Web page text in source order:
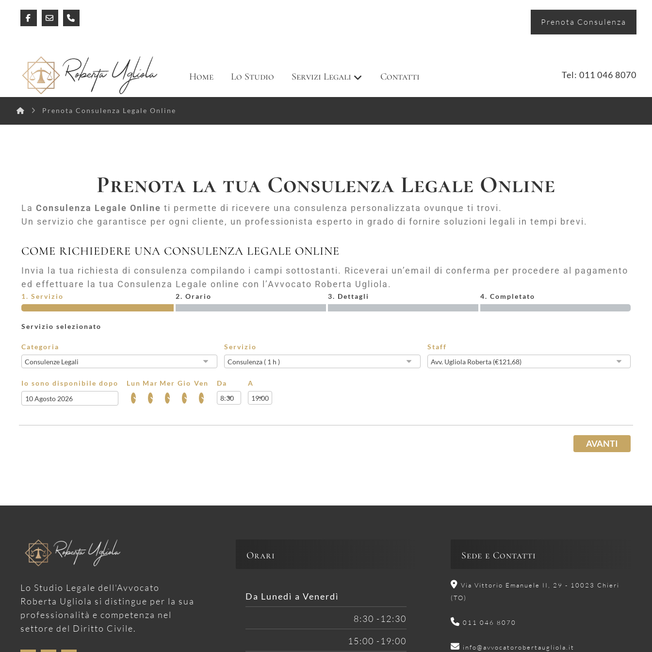
Prenota Consulenza
Home Lo Studio Servizi Legali Contatti Tel: 011 046 8070
Prenota Consulenza Legale Online
Prenota la tua Consulenza Legale Online
La Consulenza Legale Online ti permette di ricevere una consulenza personalizzata ovunque ti trovi.
Un servizio che garantisce per ogni cliente, un professionista esperto in grado di fornire soluzioni legali in tempi brevi.
COME RICHIEDERE UNA CONSULENZA LEGALE ONLINE
Invia la tua richiesta di consulenza compilando i campi sottostanti. Riceverai un’email di conferma per procedere al pagamento
ed effettuare la tua Consulenza Legale online con l’Avvocato Roberta Ugliola.
1. Servizio 2. Orario 3. Dettagli 4. Completato
Servizio selezionato
Categoria Servizio Staff
Io sono disponibile dopo Lun Mar Mer Gio Ven Da A
AVANTI
Lo Studio Legale dell'Avvocato
Roberta Ugliola si distingue per la sua
professionalità e competenza nel
settore del Diritto Civile.
Orari
Da Lunedì a Venerdì
8:30 -12:30
15:00 -19:00
Sede e Contatti
Via Vittorio Emanuele II, 29 - 10023 Chieri
(TO)
011 046 8070
info@avvocatorobertaugliola.it